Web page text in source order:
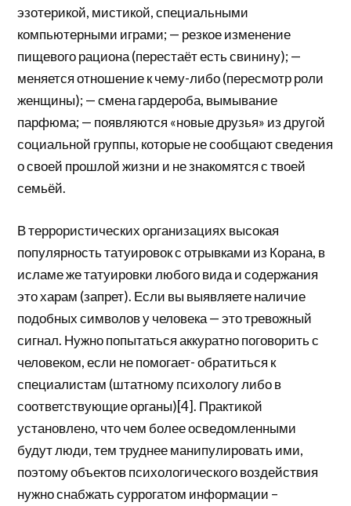
эзотерикой, мистикой, специальными
компьютерными играми; — резкое изменение
пищевого рациона (перестаёт есть свинину); —
меняется отношение к чему-либо (пересмотр роли
женщины); — смена гардероба, вымывание
парфюма; — появляются «новые друзья» из другой
социальной группы, которые не сообщают сведения
о своей прошлой жизни и не знакомятся с твоей
семьёй.
В террористических организациях высокая
популярность татуировок с отрывками из Корана, в
исламе же татуировки любого вида и содержания
это харам (запрет). Если вы выявляете наличие
подобных символов у человека — это тревожный
сигнал. Нужно попытаться аккуратно поговорить с
человеком, если не помогает- обратиться к
специалистам (штатному психологу либо в
соответствующие органы)[4]. Практикой
установлено, что чем более осведомленными
будут люди, тем труднее манипулировать ими,
поэтому объектов психологического воздействия
нужно снабжать суррогатом информации –